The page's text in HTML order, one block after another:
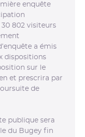
enquête
802 visiteurs
a émis
dispositions
sur le
et prescrira par
de
publique sera
du Bugey fin